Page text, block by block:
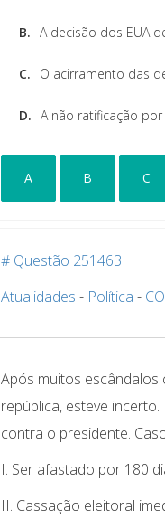
B. A decisão dos EUA
C. O acirramento das
D. A não ratificação
A B C
# Questão 251463
Atualidades - Política -
Após muitos escândalos
república, esteve
contra o presidente.
I. Ser afastado por 180
II. Cassação eleitoral